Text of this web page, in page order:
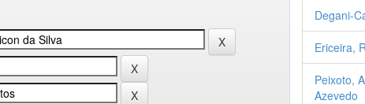
Degani-
Ericeira,
Peixoto,
Azevedo